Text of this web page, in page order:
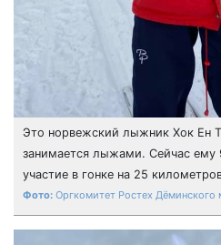
Это норвежский лыжник Хок Ен
занимается лыжами. Сейчас ему
участие в гонке на 25
Оргкомитет Ростех Дёминского